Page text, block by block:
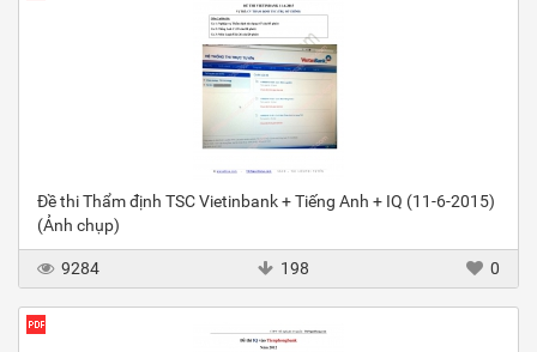
Đề thi Thẩm định TSC Vietinbank + Tiếng Anh + IQ (11-6-2015)
(Ảnh chụp)
9284 198 0